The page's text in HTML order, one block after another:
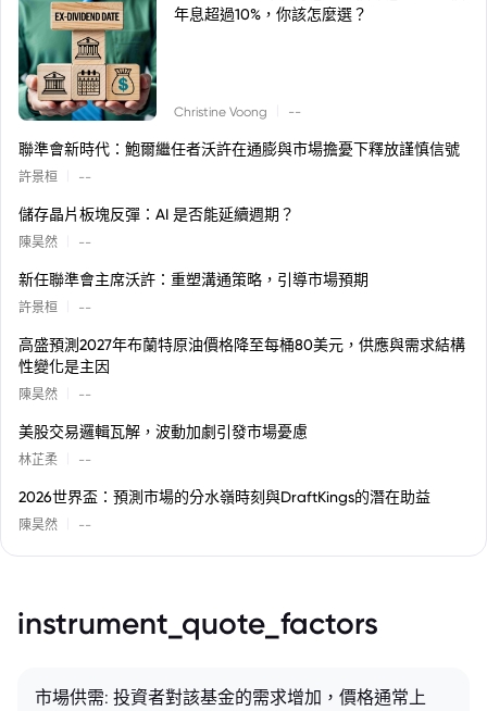
年息超過10%，你該怎麼選？
Christine Voong --
聯準會新時代：鮑爾繼任者沃許在通膨與市場擔憂下釋放謹慎信號
許景桓 --
儲存晶片板塊反彈：AI 是否能延續週期？
陳昊然 --
新任聯準會主席沃許：重塑溝通策略，引導市場預期
許景桓 --
高盛預測2027年布蘭特原油價格降至每桶80美元，供應與需求結構
性變化是主因
陳昊然 --
美股交易邏輯瓦解，波動加劇引發市場憂慮
林芷柔 --
2026世界盃：預測市場的分水嶺時刻與DraftKings的潛在助益
陳昊然 --
instrument_quote_factors
市場供需: 投資者對該基金的需求增加，價格通常上